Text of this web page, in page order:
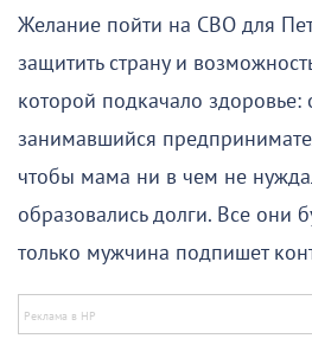
Желание пойти на СВО для
защитить страну и
которой подкачало здоровье:
занимавшийся
чтобы мама ни в чем не
образовались долги. Все они
только мужчина подпишет